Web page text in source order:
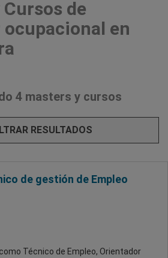
de
ocupacional en
4 masters y cursos
RESULTADOS
de gestión de Empleo
Técnico de Empleo, Orientador